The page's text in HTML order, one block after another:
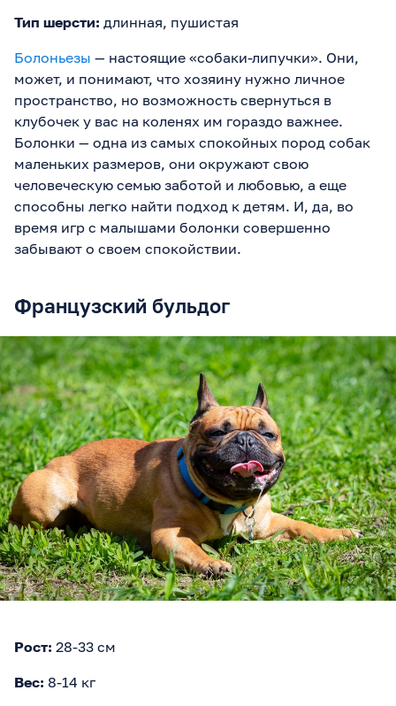
Тип шерсти: длинная, пушистая
Болоньезы — настоящие «собаки-липучки». Они,
может, и понимают, что хозяину нужно личное
пространство, но возможность свернуться в
клубочек у вас на коленях им гораздо важнее.
Болонки — одна из самых спокойных пород собак
маленьких размеров, они окружают свою
человеческую семью заботой и любовью, а еще
способны легко найти подход к детям. И, да, во
время игр с малышами болонки совершенно
забывают о своем спокойствии.
Французский бульдог
Рост: 28-33 см
Вес: 8-14 кг